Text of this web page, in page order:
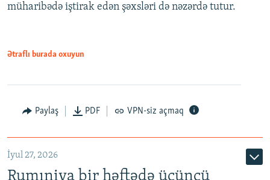
müharibədə iştirak edən şəxsləri də nəzərdə tutur.
Ətraflı burada oxuyun
Paylaş PDF VPN-siz açmaq
İyul 27, 2026
Rumıniya bir həftədə üçüncü